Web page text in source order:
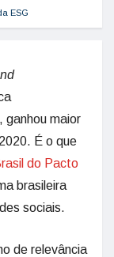
ESG
ganhou maior
É o que
do Pacto
brasileira
sociais.
de relevância